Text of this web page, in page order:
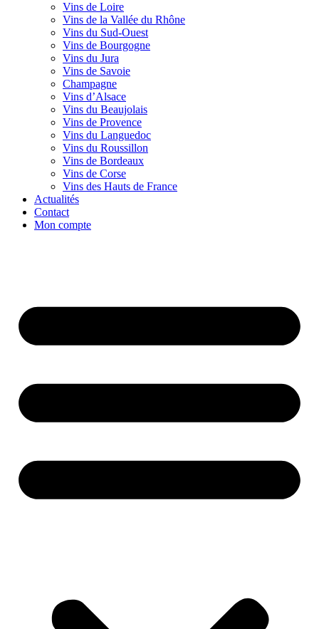
Vins de Loire
Vins de la Vallée du Rhône
Vins du Sud-Ouest
Vins de Bourgogne
Vins du Jura
Vins de Savoie
Champagne
Vins d’Alsace
Vins du Beaujolais
Vins de Provence
Vins du Languedoc
Vins du Roussillon
Vins de Bordeaux
Vins de Corse
Vins des Hauts de France
Actualités
Contact
Mon compte